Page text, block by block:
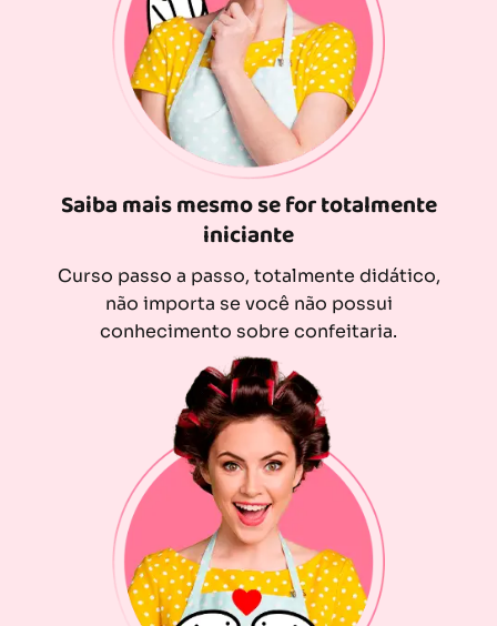
Saiba mais mesmo se for totalmente
iniciante
Curso passo a passo, totalmente didático,
não importa se você não possui
conhecimento sobre confeitaria.